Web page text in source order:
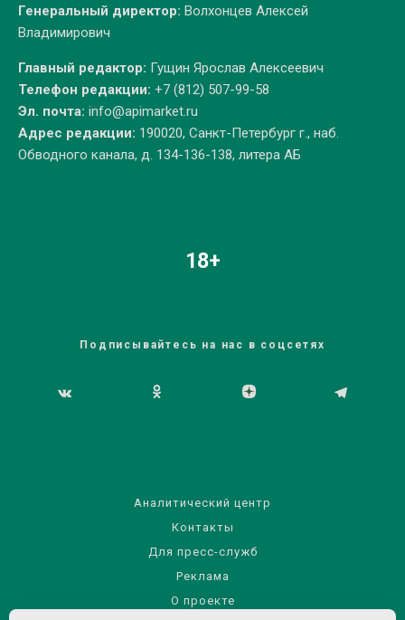
Генеральный директор: Волхонцев Алексей
Владимирович
Главный редактор: Гущин Ярослав Алексеевич
Телефон редакции: +7 (812) 507-99-58
Эл. почта: info@apimarket.ru
Адрес редакции: 190020, Санкт-Петербург г., наб.
Обводного канала, д. 134-136-138, литера АБ
18+
Подписывайтесь на нас в соцсетях
Аналитический центр
Контакты
Для пресс-служб
Реклама
О проекте